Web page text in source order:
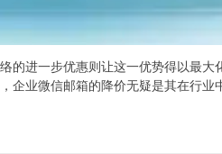
的进一步优惠则让这一优势得以最
业微信邮箱的降价无疑是其在行业